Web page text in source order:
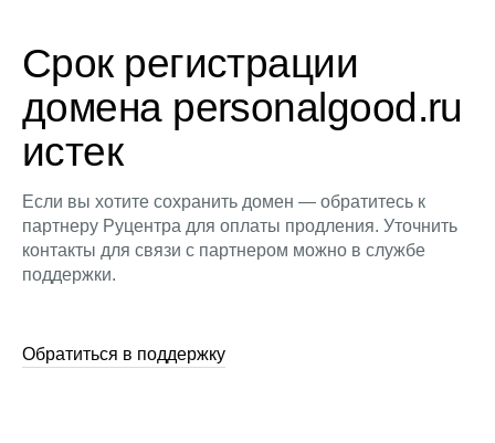
Срок регистрации
домена personalgood.ru
истек
Если вы хотите сохранить домен — обратитесь к
партнеру Руцентра для оплаты продления. Уточнить
контакты для связи с партнером можно в службе
поддержки.
Обратиться в поддержку